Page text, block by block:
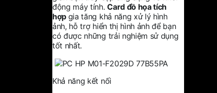
động máy tính.Card đồ họa tích
hợp gia tăng khả năng xử lý hình
ảnh, hỗ trợ hiển thị hình ảnh để bạn
có được những trải nghiệm sử dụng
tốt nhất.
Khả năng kết nối